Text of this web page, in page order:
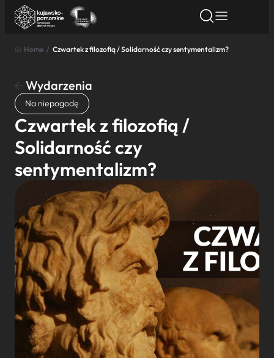
Znajdź atrakcję
Nazwa atrakcji
Miasto
Kategoria
Wyszukaj
Home / Czwartek z filozofią / Solidarność czy sentymentalizm?
Wydarzenia
Na niepogodę
Czwartek z filozofią /
Solidarność czy
sentymentalizm?